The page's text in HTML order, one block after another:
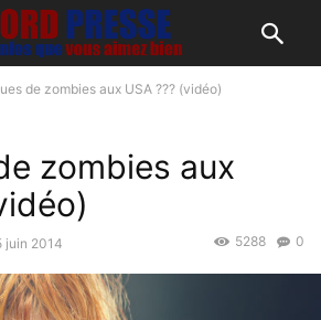
de zombies aux USA ??? (vidéo)
zombies aux
juin 2014 0
5288